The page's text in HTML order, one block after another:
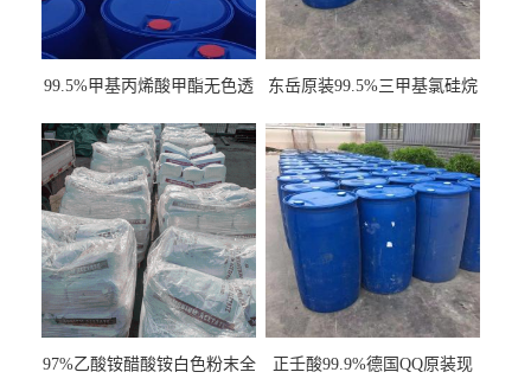
99.5%甲基丙烯酸甲酯无色透
东岳原装99.5%三甲基氯硅烷
97%乙酸铵醋酸铵白色粉末全
正壬酸99.9%德国QQ原装现